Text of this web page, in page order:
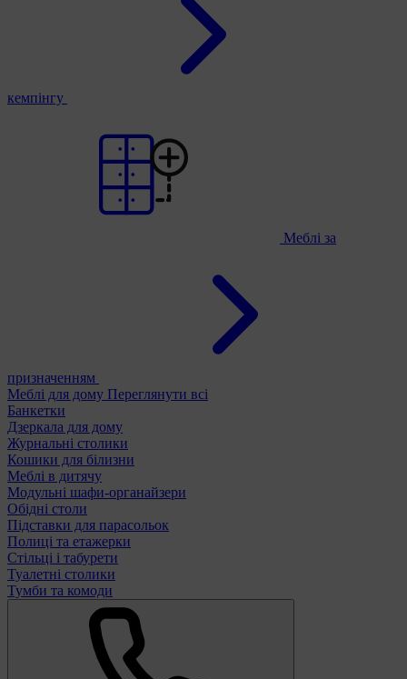
кемпінгу
Меблі за
призначенням
Меблі для дому Переглянути всі
Банкетки
Дзеркала для дому
Журнальні столики
Кошики для білизни
Меблі в дитячу
Модульні шафи-органайзери
Обідні столи
Підставки для парасольок
Полиці та етажерки
Стільці і табурети
Туалетні столики
Тумби та комоди